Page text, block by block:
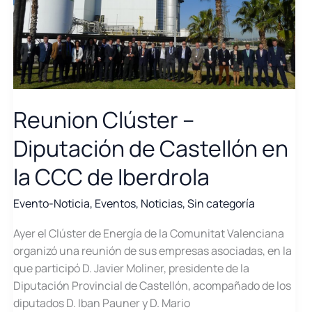
Reunion Clúster –
Diputación de Castellón en
la CCC de Iberdrola
Evento-Noticia, Eventos, Noticias,Sin categoría
Ayer el Clúster de Energía de la Comunitat Valenciana
organizó una reunión de sus empresas asociadas, en la
que participó D. Javier Moliner, presidente de la
Diputación Provincial de Castellón, acompañado de los
diputados D. Iban Pauner y D. Mario